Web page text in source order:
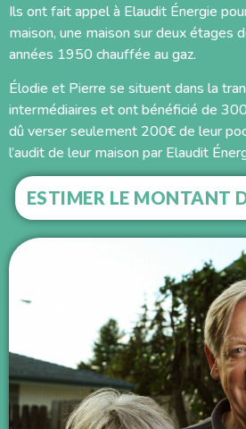
Ils ont fait appel à Elaudit Énergie
maison, une maison sur deux étages
années 1950 chauffée au gaz.
Élodie et Pierre se situent dans la
intermédiaires et ont bénéficié de
dû verser seulement 200€ de leur
l’audit de leur maison par Elaudit
ESTIMER LE MONTANT